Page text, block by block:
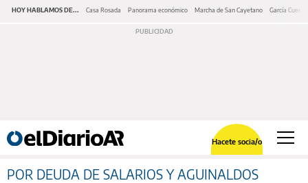
HOY HABLAMOS DE... Casa Rosada Panorama económico Marcha de San Cayetano García Cuerva
Hacete socia/o
POR DEUDA DE SALARIOS Y AGUINALDOS